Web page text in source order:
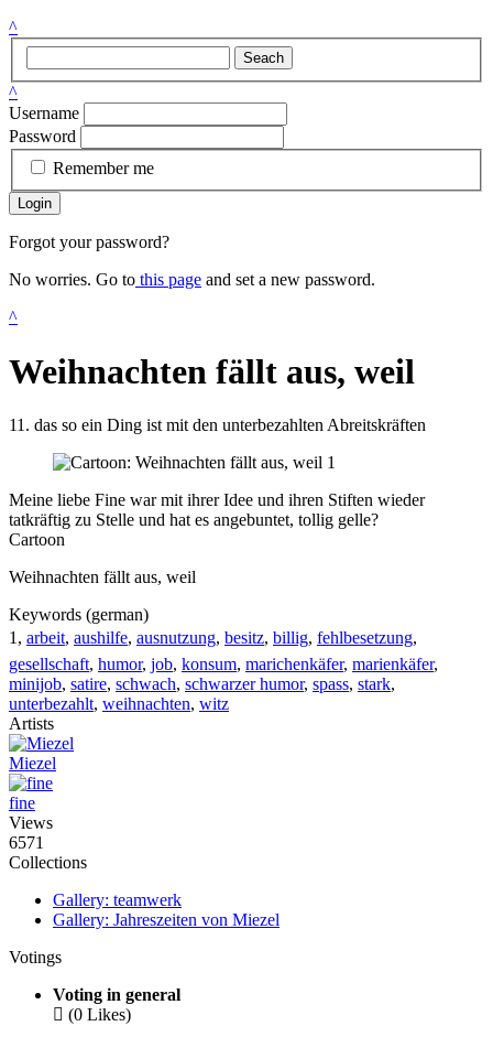
^
Seach
^
Username
Password
Remember me
Login
Forgot your password?
No worries. Go to this page and set a new password.
^
Weihnachten fällt aus, weil
11. das so ein Ding ist mit den unterbezahlten Abreitskräften
Meine liebe Fine war mit ihrer Idee und ihren Stiften wieder
tatkräftig zu Stelle und hat es angebuntet, tollig gelle?
Cartoon
Weihnachten fällt aus, weil
Keywords (german)
1, arbeit, aushilfe, ausnutzung, besitz, billig, fehlbesetzung,
gesellschaft, humor, job, konsum, marichenkäfer, marienkäfer,
minijob, satire, schwach, schwarzer humor, spass, stark,
unterbezahlt, weihnachten, witz
Artists
Miezel
fine
Views
6571
Collections
Gallery: teamwerk
Gallery: Jahreszeiten von Miezel
Votings
Voting in general
 (0 Likes)